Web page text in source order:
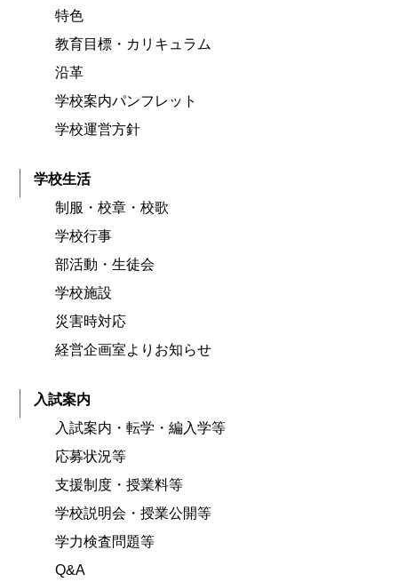
特色
教育目標・カリキュラム
沿革
学校案内パンフレット
学校運営方針
学校生活
制服・校章・校歌
学校行事
部活動・生徒会
学校施設
災害時対応
経営企画室よりお知らせ
入試案内
入試案内・転学・編入学等
応募状況等
支援制度・授業料等
学校説明会・授業公開等
学力検査問題等
Q&A